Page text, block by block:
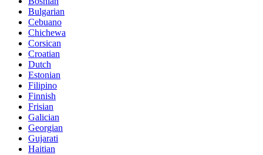
Bulgarian
Cebuano
Chichewa
Corsican
Croatian
Dutch
Estonian
Filipino
Finnish
Frisian
Galician
Georgian
Gujarati
Haitian